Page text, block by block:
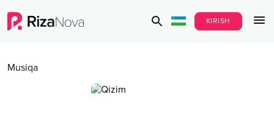
KIRISH
Musiqa